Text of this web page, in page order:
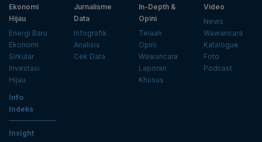
Ekonomi
Hijau
Energi Baru
Ekonomi
Sirkular
Investasi
Hijau
Jurnalisme
Data
Infografik
Analisis
Cek Data
In-Depth &
Opini
Telaah
Opini
Wawancara
Laporan
Khusus
Video
News
Wawancara
Katalogue
Foto
Podcast
Info
Indeks
Insight